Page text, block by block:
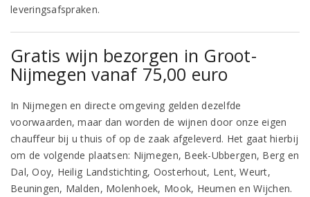
leveringsafspraken.
Gratis wijn bezorgen in Groot-
Nijmegen vanaf 75,00 euro
In Nijmegen en directe omgeving gelden dezelfde
voorwaarden, maar dan worden de wijnen door onze eigen
chauffeur bij u thuis of op de zaak afgeleverd. Het gaat hierbij
om de volgende plaatsen: Nijmegen, Beek-Ubbergen, Berg en
Dal, Ooy, Heilig Landstichting, Oosterhout, Lent, Weurt,
Beuningen, Malden, Molenhoek, Mook, Heumen en Wijchen.